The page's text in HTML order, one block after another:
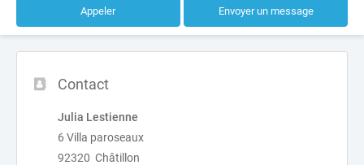
Appeler Envoyer un message
Contact
Julia Lestienne
6 Villa paroseaux
92320 Châtillon